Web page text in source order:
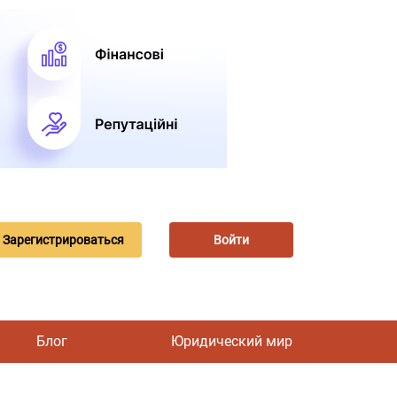
Зарегистрироваться Войти
Блог Юридический мир